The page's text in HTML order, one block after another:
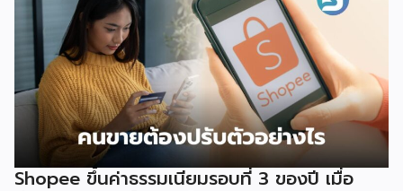
Shopee ขึ้นค่าธรรมเนียมรอบที่ 3 ของปี เมื่อ